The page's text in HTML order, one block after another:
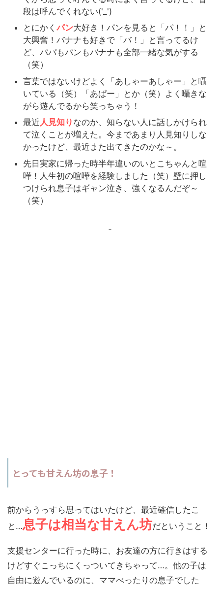
段は呼んでくれない('_')
とにかく パン大好き！パンを見ると「パ！！」と
大興奮！バナナも好きで「バ！」と言ってるけ
ど、パパもパンもバナナも全部一緒な気がする
（笑）
言葉ではないけどよく「あしゃーあしゃー」と囁
いている（笑）「あぱー」とか（笑）よく囁きな
がら遊んでるから笑っちゃう！
最近人見知り なのか、知らない人に話しかけられ
て泣くことが増えた。今まであまり人見知りしな
かったけど、最近また出てきたのかな～。
先日実家に帰った時半年違いのいとこちゃんと喧
嘩！人生初の喧嘩を経験しました（笑）壁に押し
つけられ息子はギャン泣き、強くなるんだぞ～
（笑）
とっても甘えん坊の息子！
前からうっすら思ってはいたけど、最近確信したこ
と…息子は相当な甘えん坊だということ！
支援センターに行った時に、お友達の方に行きはする
けどすぐこっちにくっついてきちゃって…。他の子は
自由に遊んでいるのに、ママべったりの息子でした